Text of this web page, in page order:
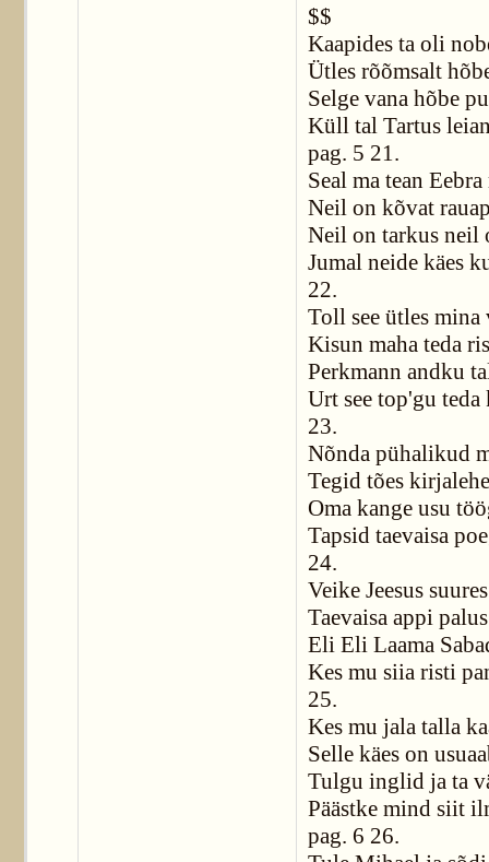
$$
Kaapides ta oli
Ütles rõõmsalt
Selge vana hõbe
Küll tal Tartus
pag. 5 21.
Seal ma tean
Neil on kõvat
Neil on tarkus neil
Jumal neide käes
22.
Toll see ütles mina
Kisun maha teda
Perkmann andku
Urt see top'gu
23.
Nõnda pühalikud
Tegid tões
Oma kange usu
Tapsid taevaisa
24.
Veike Jeesus
Taevaisa appi palus
Eli Eli Laama
Kes mu siia risti
25.
Kes mu jala talla
Selle käes on
Tulgu inglid ja ta
Päästke mind siit
pag. 6 26.